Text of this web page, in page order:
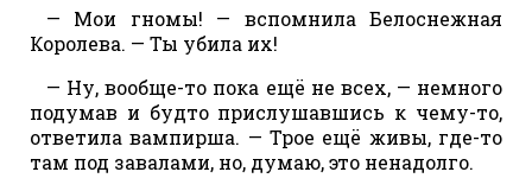
— Мои гномы! — вспомнила Белоснежная
Королева. — Ты убила их!
— Ну, вообще-то пока ещё не всех, — немного
подумав и будто прислушавшись к чему-то,
ответила вампирша. — Трое ещё живы, где-то
там под завалами, но, думаю, это ненадолго.